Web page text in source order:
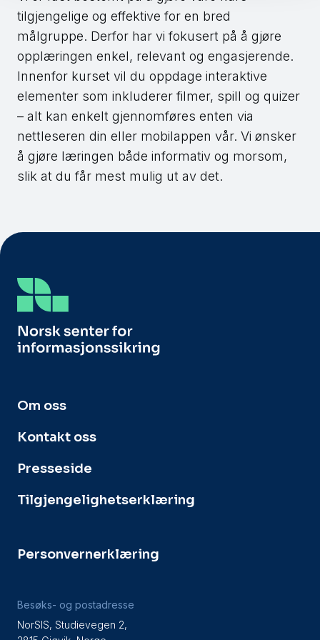
tilgjengelige og effektive for en bred
målgruppe. Derfor har vi fokusert på å gjøre
opplæringen enkel, relevant og engasjerende.
Innenfor kurset vil du oppdage interaktive
elementer som inkluderer filmer, spill og quizer
– alt kan enkelt gjennomføres enten via
nettleseren din eller mobilappen vår. Vi ønsker
å gjøre læringen både informativ og morsom,
slik at du får mest mulig ut av det.
Om oss
Kontakt oss
Presseside
Tilgjengelighetserklæring
Personvernerklæring
Besøks- og postadresse
NorSIS, Studievegen 2,